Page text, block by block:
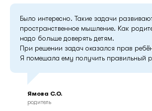
Было интересно. Такие задачи
пространственное мышление. Как
надо больше доверять детям.
При решении задач оказался прав
Я помешала ему получить правильный
Ямова С.О.
родитель